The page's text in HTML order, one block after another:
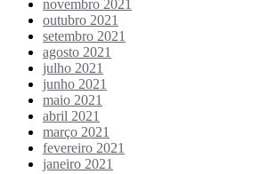
novembro 2021
outubro 2021
setembro 2021
agosto 2021
julho 2021
junho 2021
maio 2021
abril 2021
março 2021
fevereiro 2021
janeiro 2021